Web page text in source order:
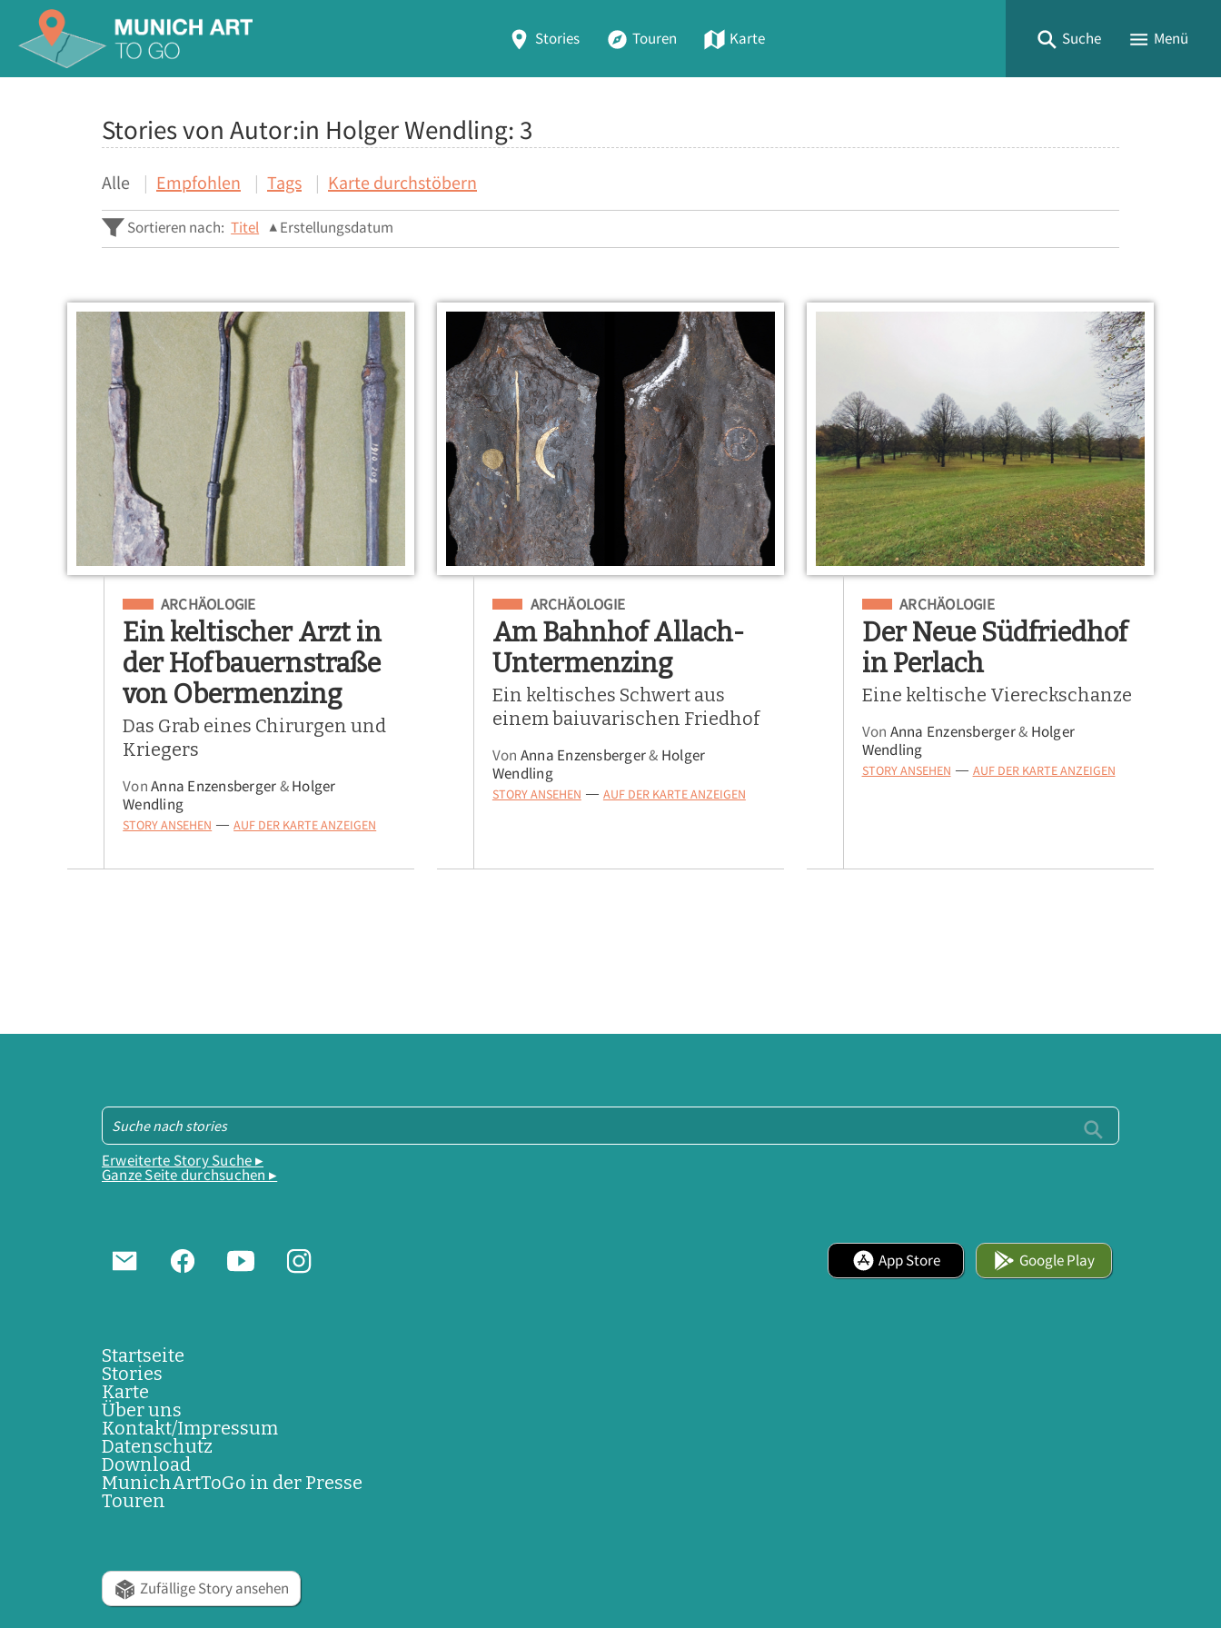
Stories Touren Karte Suche Menü
Stories von Autor:in Holger Wendling: 3
Alle Empfohlen Tags Karte durchstöbern
Sortieren nach: Titel Erstellungsdatum
Eingeordnet unter
ARCHÄOLOGIE
Ein keltischer Arzt in
der Hofbauernstraße
von Obermenzing
Das Grab eines Chirurgen und
Kriegers
VonAnna Enzensberger&Holger
Wendling
STORY ANSEHEN — AUF DER KARTE ANZEIGEN
Eingeordnet unter
ARCHÄOLOGIE
Am Bahnhof Allach-
Untermenzing
Ein keltisches Schwert aus
einem baiuvarischen Friedhof
Von Anna Enzensberger& Holger
Wendling
STORY ANSEHEN — AUF DER KARTE ANZEIGEN
Eingeordnet unter
ARCHÄOLOGIE
Der Neue Südfriedhof
in Perlach
Eine keltische Viereckschanze
Von Anna Enzensberger& Holger
Wendling
STORY ANSEHEN — AUF DER KARTE ANZEIGEN
Erweiterte Story Suche ▸
Ganze Seite durchsuchen ▸
App Store Google Play
Startseite
Stories
Karte
Über uns
Kontakt/Impressum
Datenschutz
Download
MunichArtToGo in der Presse
Touren
Zufällige Story ansehen